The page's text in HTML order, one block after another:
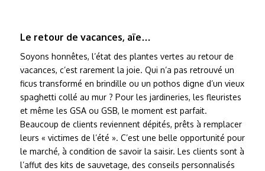
Le retour de vacances, aïe…
Soyons honnêtes, l’état des plantes vertes au retour de
vacances, c’est rarement la joie. Qui n’a pas retrouvé un
ficus transformé en brindille ou un pothos digne d’un vieux
spaghetti collé au mur ? Pour les jardineries, les fleuristes
et même les GSA ou GSB, le moment est parfait.
Beaucoup de clients reviennent dépités, prêts à remplacer
leurs « victimes de l’été ». C’est une belle opportunité pour
le marché, à condition de savoir la saisir. Les clients sont à
l’affut des kits de sauvetage, des conseils personnalisés